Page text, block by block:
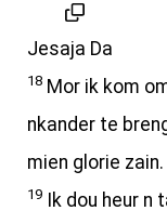
Jesaja Da
18 Mor ik kom
nkander te
mien glorie zain.
19
Ik dou heur n